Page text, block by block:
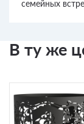
семейных
В ту же